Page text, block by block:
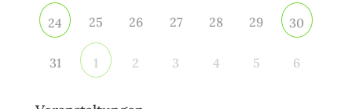
24 25 26 27 28 29 30
31 1 2 3 4 5 6